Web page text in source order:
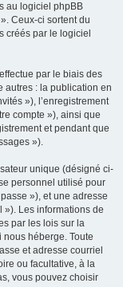
au logiciel phpBB
Ceux-ci sortent du
créés par le logiciel
par le biais des
autres : la publication en
»), l’enregistrement
compte »), ainsi que
et pendant que
»).
unique (désigné ci-
personnel utilisé pour
»), et une adresse
Les informations de
par les lois sur la
héberge. Toute
et adresse courriel
ou facultative, à la
vous pouvez choisir